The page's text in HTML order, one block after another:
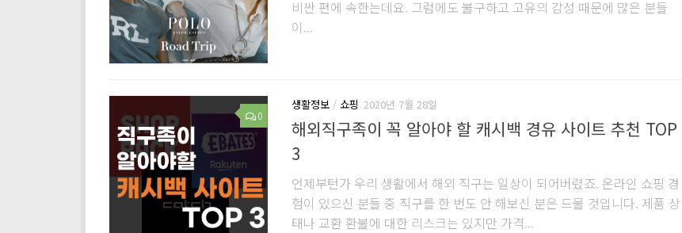
비싼 편에 속한는데요. 그럼에도 불구하고 고유의 감성 때문에 많은 분들
이...
0
생활정보 / 쇼핑 2020년 7월 28일
해외직구족이 꼭 알아야 할 캐시백 경유 사이트 추천 TOP
3
언제부턴가 우리 생활에서 해외 직구는 일상이 되어버렸죠. 온라인 쇼핑 경
험이 있으신 분들 중 직구를 한 번도 안 해보신 분은 드물 것입니다. 제품 상
태나 교환 환불에 대한 리스크는 있지만 가격...